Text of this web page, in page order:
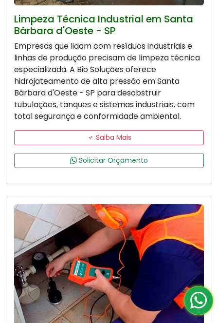
Limpeza Técnica Industrial em Santa
Bárbara d'Oeste - SP
Empresas que lidam com resíduos industriais e
linhas de produção precisam de limpeza técnica
especializada. A Bio Soluções oferece
hidrojateamento de alta pressão em Santa
Bárbara d'Oeste - SP para desobstruir
tubulações, tanques e sistemas industriais, com
total segurança e conformidade ambiental.
Saiba Mais
Solicitar Orçamento